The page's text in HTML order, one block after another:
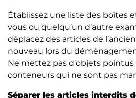
Établissez une liste des boîtes
vous ou quelqu’un d’autre
déplacez des articles de
nouveau lors du
Ne mettez pas d’objets
conteneurs qui ne sont pas
Séparer les articles interdits